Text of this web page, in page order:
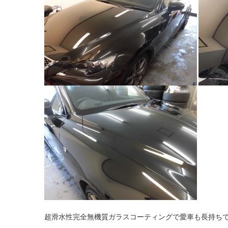
超滑水性完全無機質ガラスコーティングで愛車も長持ち